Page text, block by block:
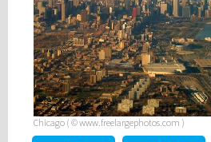
Chicago ( © www.freelargephotos.com )